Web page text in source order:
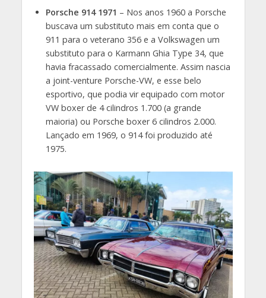
Porsche 914 1971 – Nos anos 1960 a Porsche
buscava um substituto mais em conta que o
911 para o veterano 356 e a Volkswagen um
substituto para o Karmann Ghia Type 34, que
havia fracassado comercialmente. Assim nascia
a joint-venture Porsche-VW, e esse belo
esportivo, que podia vir equipado com motor
VW boxer de 4 cilindros 1.700 (a grande
maioria) ou Porsche boxer 6 cilindros 2.000.
Lançado em 1969, o 914 foi produzido até
1975.